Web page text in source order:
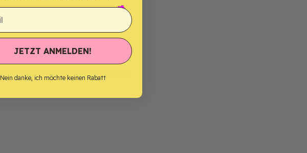
JETZT ANMELDEN!
Nein danke, ich möchte keinen Rabatt